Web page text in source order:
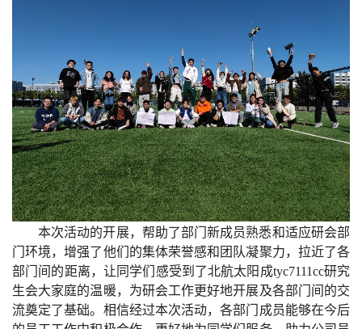
本次活动的开展，帮助了部门新成员熟悉和适应研会部
门环境，增强了他们的集体荣誉感和团队凝聚力，拉近了各
部门间的距离，让同学们感受到了北航太阳成tyc7111cc研究
生会大家庭的温暖，为研会工作更好地开展及各部门间的交
流奠定了基础。相信经过本次活动，各部门成员能够在今后